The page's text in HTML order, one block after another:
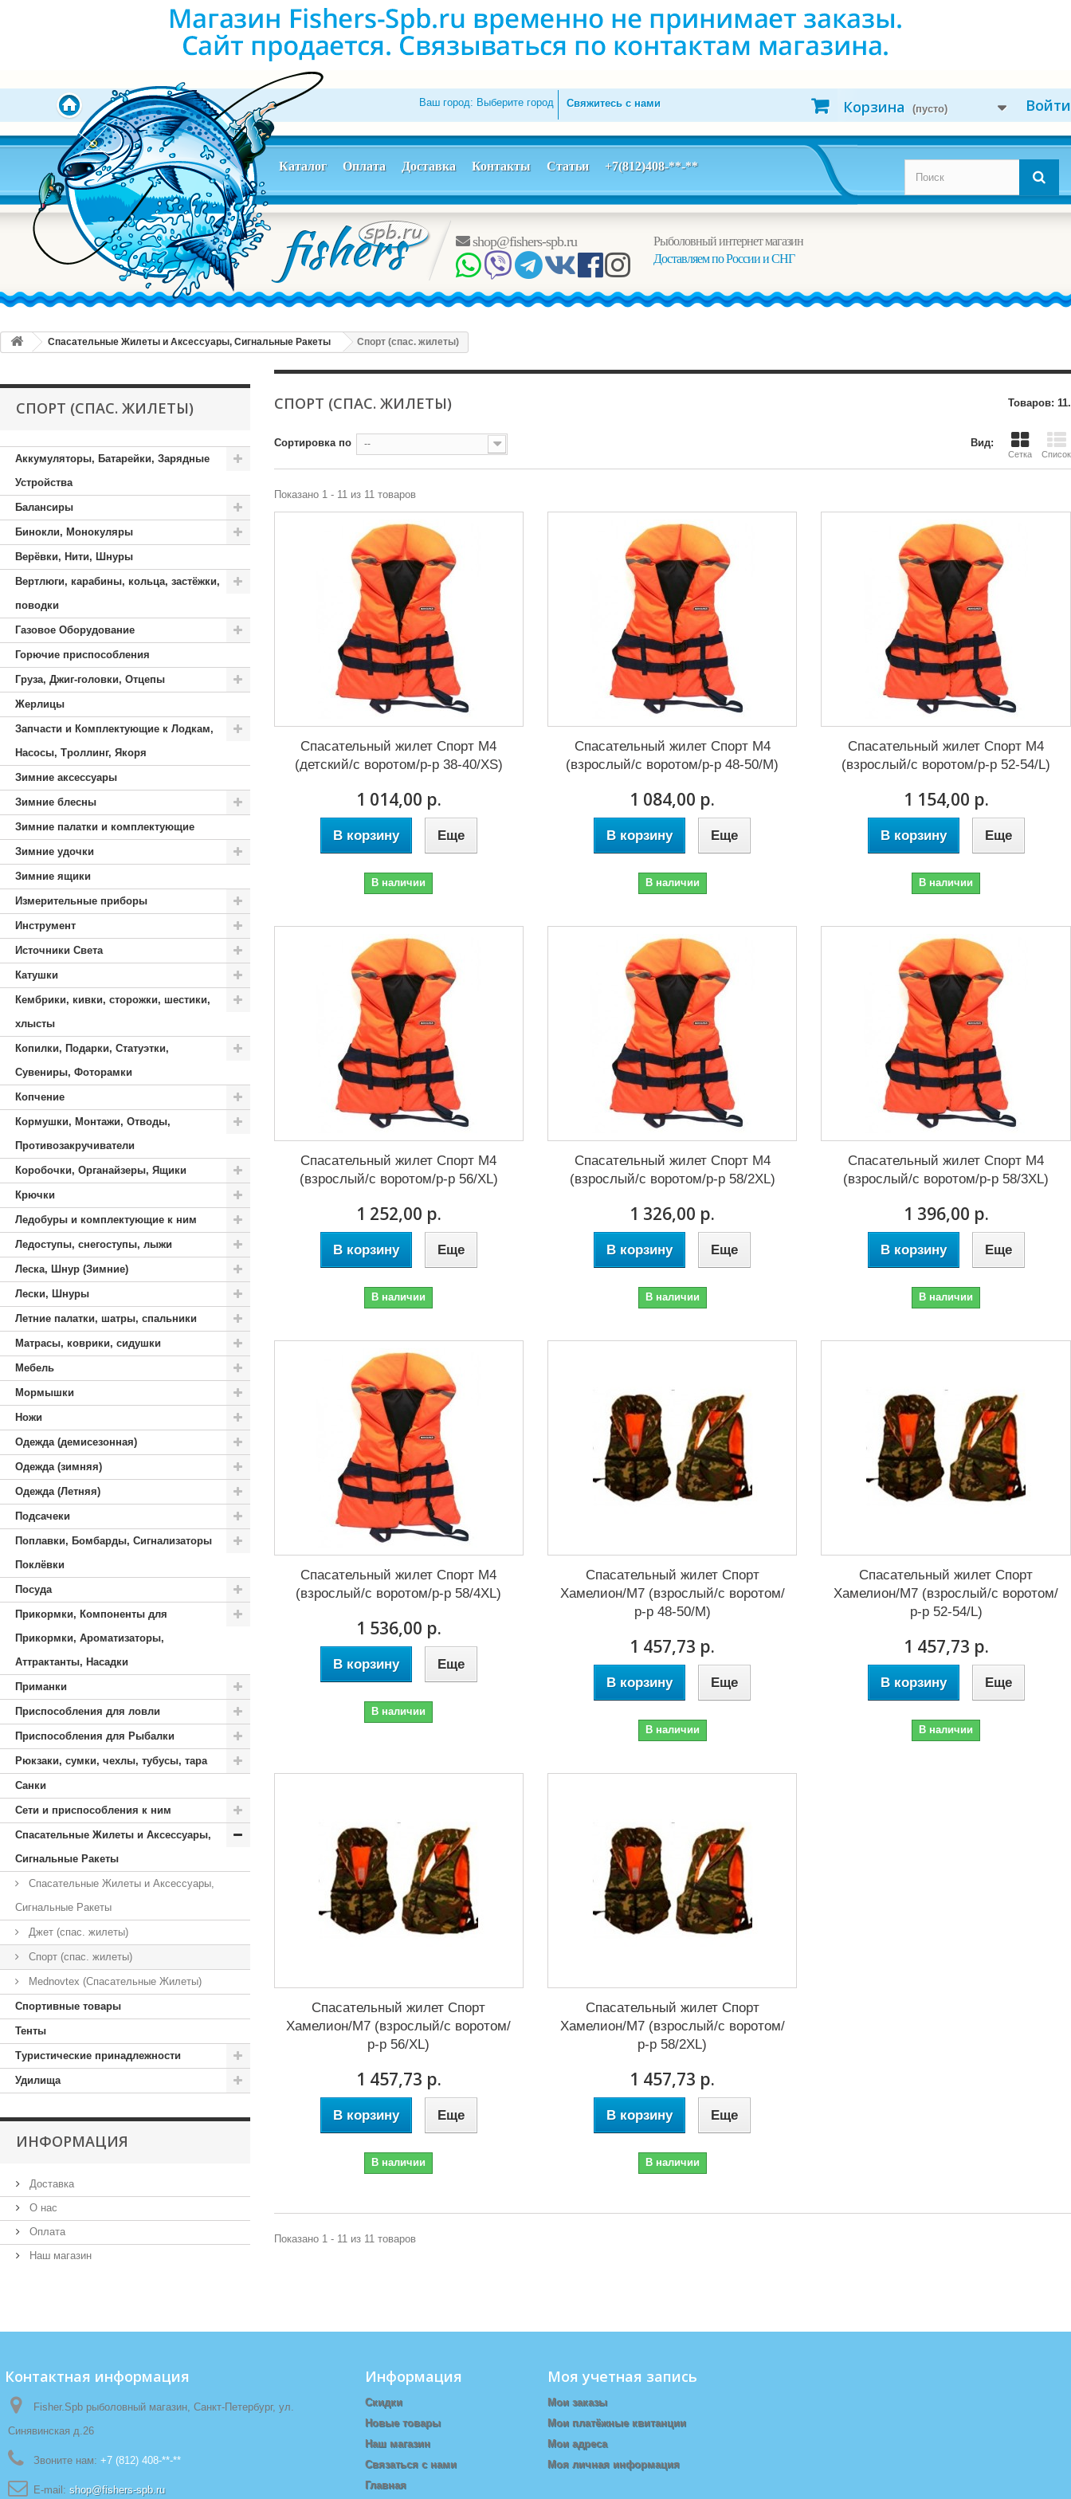
Войти
Корзина (пусто)
Свяжитесь с нами
Ваш город: Выберите город
Каталог Оплата Доставка Контакты Статьи +7(812)408-**-**
Рыболовный интернет магазин
Доставляем по России и СНГ
shop@fishers-spb.ru
Спасательные Жилеты и Аксессуары, Сигнальные Ракеты Спорт (спас. жилеты)
СПОРТ (СПАС. ЖИЛЕТЫ)
Аккумуляторы, Батарейки, Зарядные
Устройства
Балансиры
Бинокли, Монокуляры
Верёвки, Нити, Шнуры
Вертлюги, карабины, кольца, застёжки,
поводки
Газовое Оборудование
Горючие приспособления
Груза, Джиг-головки, Отцепы
Жерлицы
Запчасти и Комплектующие к Лодкам,
Насосы, Троллинг, Якоря
Зимние аксессуары
Зимние блесны
Зимние палатки и комплектующие
Зимние удочки
Зимние ящики
Измерительные приборы
Инструмент
Источники Света
Катушки
Кембрики, кивки, сторожки, шестики,
хлысты
Копилки, Подарки, Статуэтки,
Сувениры, Фоторамки
Копчение
Кормушки, Монтажи, Отводы,
Противозакручиватели
Коробочки, Органайзеры, Ящики
Крючки
Ледобуры и комплектующие к ним
Ледоступы, снегоступы, лыжи
Леска, Шнур (Зимние)
Лески, Шнуры
Летние палатки, шатры, спальники
Матрасы, коврики, сидушки
Мебель
Мормышки
Ножи
Одежда (демисезонная)
Одежда (зимняя)
Одежда (Летняя)
Подсачеки
Поплавки, Бомбарды, Сигнализаторы
Поклёвки
Посуда
Прикормки, Компоненты для
Прикормки, Ароматизаторы,
Аттрактанты, Насадки
Приманки
Приспособления для ловли
Приспособления для Рыбалки
Рюкзаки, сумки, чехлы, тубусы, тара
Санки
Сети и приспособления к ним
Спасательные Жилеты и Аксессуары,
Сигнальные Ракеты
Спасательные Жилеты и Аксессуары,
Сигнальные Ракеты
Джет (спас. жилеты)
Спорт (спас. жилеты)
Mednovtex (Спасательные Жилеты)
Спортивные товары
Тенты
Туристические принадлежности
Удилища
ИНФОРМАЦИЯ
Доставка
О нас
Оплата
Наш магазин
СПОРТ (СПАС. ЖИЛЕТЫ) Товаров: 11.
Вид:
Сетка Список
Сортировка по --
Показано 1 - 11 из 11 товаров
Спасательный жилет Спорт M4
(детский/с воротом/р-р 38-40/XS)
1 014,00 р.
В корзину Еще
В наличии
Спасательный жилет Спорт М4
(взрослый/с воротом/р-р 48-50/М)
1 084,00 р.
В корзину Еще
В наличии
Спасательный жилет Спорт М4
(взрослый/с воротом/р-р 52-54/L)
1 154,00 р.
В корзину Еще
В наличии
Спасательный жилет Спорт М4
(взрослый/с воротом/р-р 56/XL)
1 252,00 р.
В корзину Еще
В наличии
Спасательный жилет Спорт М4
(взрослый/с воротом/р-р 58/2XL)
1 326,00 р.
В корзину Еще
В наличии
Спасательный жилет Спорт М4
(взрослый/с воротом/р-р 58/3XL)
1 396,00 р.
В корзину Еще
В наличии
Спасательный жилет Спорт М4
(взрослый/с воротом/р-р 58/4XL)
1 536,00 р.
В корзину Еще
В наличии
Спасательный жилет Спорт
Хамелион/М7 (взрослый/с воротом/
р-р 48-50/M)
1 457,73 р.
В корзину Еще
В наличии
Спасательный жилет Спорт
Хамелион/М7 (взрослый/с воротом/
р-р 52-54/L)
1 457,73 р.
В корзину Еще
В наличии
Спасательный жилет Спорт
Хамелион/М7 (взрослый/с воротом/
р-р 56/XL)
1 457,73 р.
В корзину Еще
В наличии
Спасательный жилет Спорт
Хамелион/М7 (взрослый/с воротом/
р-р 58/2XL)
1 457,73 р.
В корзину Еще
В наличии
Показано 1 - 11 из 11 товаров
Контактная информация
Fisher.Spb рыболовный магазин, Санкт-Петербург, ул.
Синявинская д.26
Звоните нам: +7 (812) 408-**-**
E-mail: shop@fishers-spb.ru
Информация
Скидки
Новые товары
Наш магазин
Связаться с нами
Главная
Моя учетная запись
Мои заказы
Мои платёжные квитанции
Мои адреса
Моя личная информация